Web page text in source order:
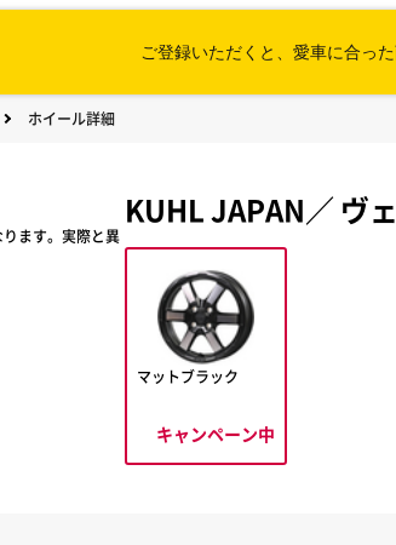
ご登録いただくと、愛車に合った
ホイール詳細
ます。実際と異
KUHL JAPAN／ ヴ
マットブラック
キャンペーン中